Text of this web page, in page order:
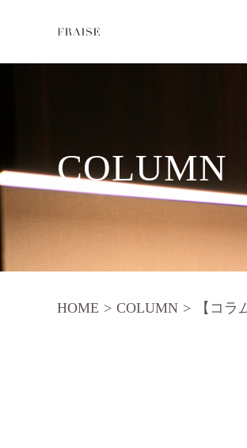
COLUMN
HOME > COLUMN > 【コ